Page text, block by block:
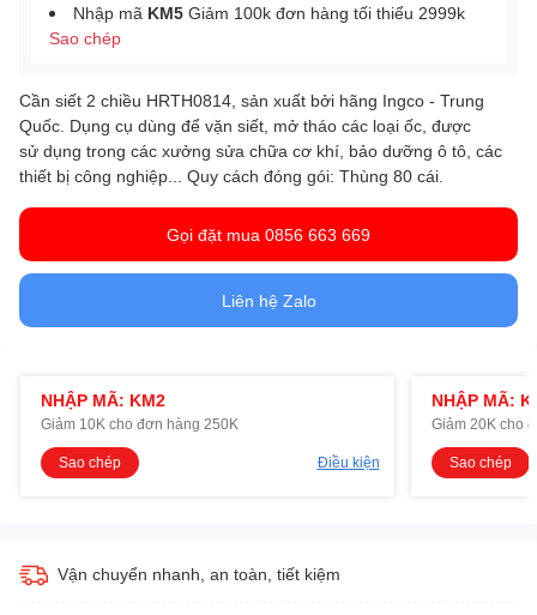
Nhập mã KM5 Giảm 100k đơn hàng tối thiểu 2999k
Sao chép
Cần siết 2 chiều HRTH0814, sản xuất bởi hãng Ingco - Trung
Quốc. Dụng cụ dùng để vặn siết, mở tháo các loại ốc, được
sử dụng trong các xưởng sửa chữa cơ khí, bảo dưỡng ô tô, các
thiết bị công nghiệp... Quy cách đóng gói: Thùng 80 cái.
Gọi đặt mua 0856 663 669
Liên hệ Zalo
NHẬP MÃ: KM2
Giảm 10K cho đơn hàng 250K
Sao chép Điều kiện
NHẬP MÃ:
Giảm 20K cho
Sao chép
Vận chuyển nhanh, an toàn, tiết kiệm